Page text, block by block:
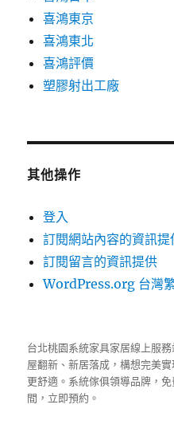
喜鴻東京
喜鴻東北
喜鴻評價
塑膠射出工廠
其他操作
登入
訂閱網站內容的資訊提
訂閱留言的資訊提供
WordPress.org 台灣
台北桃園系統家具家居線上服務
屋翻新、新居落成，構想完美
更舒適。 系統傢俱領導品牌，
間，立即預約。